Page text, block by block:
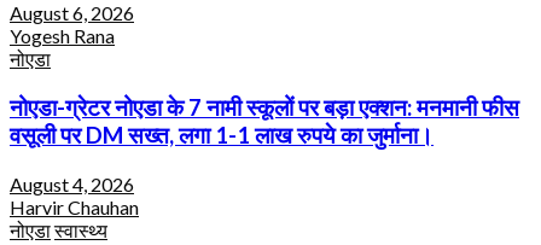
August 6, 2026
Yogesh Rana
नोएडा
नोएडा-ग्रेटर नोएडा के 7 नामी स्कूलों पर बड़ा एक्शन: मनमानी फीस
वसूली पर DM सख्त, लगा 1-1 लाख रुपये का जुर्माना।
August 4, 2026
Harvir Chauhan
नोएडास्वास्थ्य